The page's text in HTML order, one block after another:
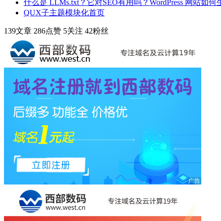
什么是 LLMs.txt？它对SEO有用吗？WordPress 网站如何
QUX子主题模块化首页
139文章 286点赞 5关注 42粉丝